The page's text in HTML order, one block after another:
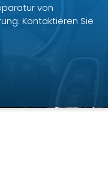
von
Kontaktieren Sie